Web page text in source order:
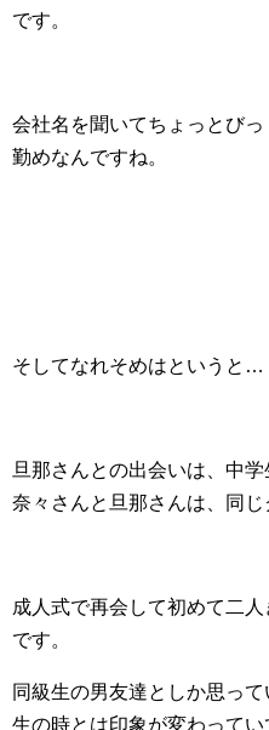
です。
会社名を聞いてちょっとび
勤めなんですね。
そしてなれそめはというと…
旦那さんとの出会いは、中
奈々さんと旦那さんは、同じ
成人式で再会して初めて二
です。
同級生の男友達としか思っ
生の時とは印象が変わって